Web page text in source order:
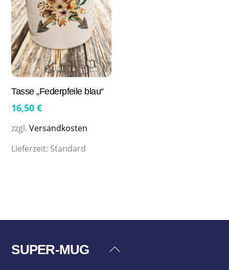
Tasse „Federpfeile blau“
16,50€
zzgl.Versandkosten
Lieferzeit: Standard
Back
SUPER-MUG